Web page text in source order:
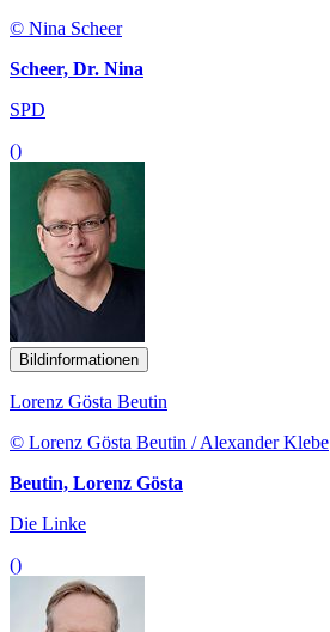
© Nina Scheer
Scheer, Dr. Nina
SPD
()
Bildinformationen
Lorenz Gösta Beutin
© Lorenz Gösta Beutin / Alexander Klebe
Beutin, Lorenz Gösta
Die Linke
()